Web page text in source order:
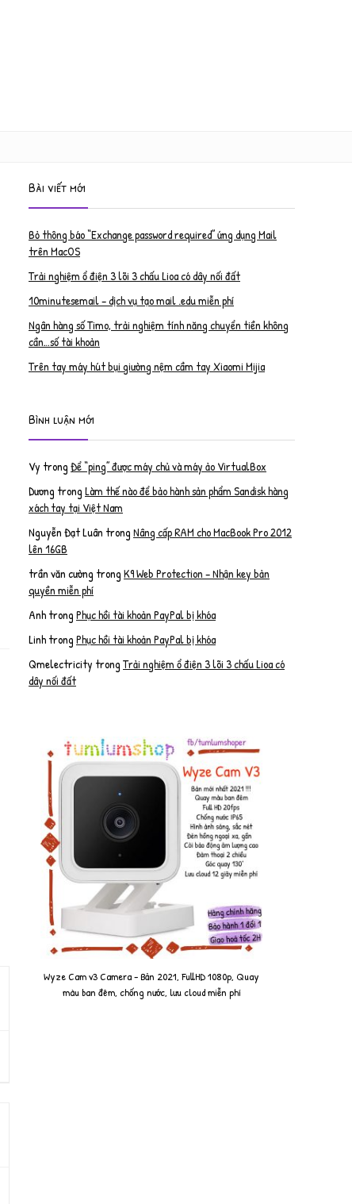
Bài viết mới
Bỏ thông báo “Exchange password required” ứng dụng Mail
trên MacOS
Trải nghiệm ổ điện 3 lõi 3 chấu Lioa có dây nối đất
10minutesemail – dịch vụ tạo mail .edu miễn phí
Ngân hàng số Timo, trải nghiệm tính năng chuyển tiền không
cần…số tài khoản
Trên tay máy hút bụi giường nệm cầm tay Xiaomi Mijia
Bình luận mới
Vy trongĐể “ping” được máy chủ và máy ảo VirtualBox
Dương trongLàm thế nào để bảo hành sản phẩm Sandisk hàng
xách tay tại Việt Nam
Nguyễn Đạt Luân trongNâng cấp RAM cho MacBook Pro 2012
lên 16GB
trần văn cường trongK9 Web Protection – Nhận key bản
quyền miễn phí
AnhtrongPhục hồi tài khoản PayPal bị khóa
LinhtrongPhục hồi tài khoản PayPal bị khóa
Qmelectricity trongTrải nghiệm ổ điện 3 lõi 3 chấu Lioa có
dây nối đất
Wyze Cam v3 Camera - Bản 2021, FullHD 1080p, Quay
màu ban đêm, chống nước, lưu cloud miễn phí